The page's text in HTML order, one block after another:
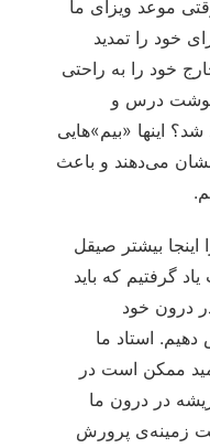
موعد ویزای ما
خود را تمدید
خود را به راحتی
درس و
اینها «بیم»هایی
می‌دهند و باعث
اینجا بیشتر صیقل
گرفتیم که باید
درون خود
استاد ما
ممکن است در
در درون ما
زمینه‌ی پرورش